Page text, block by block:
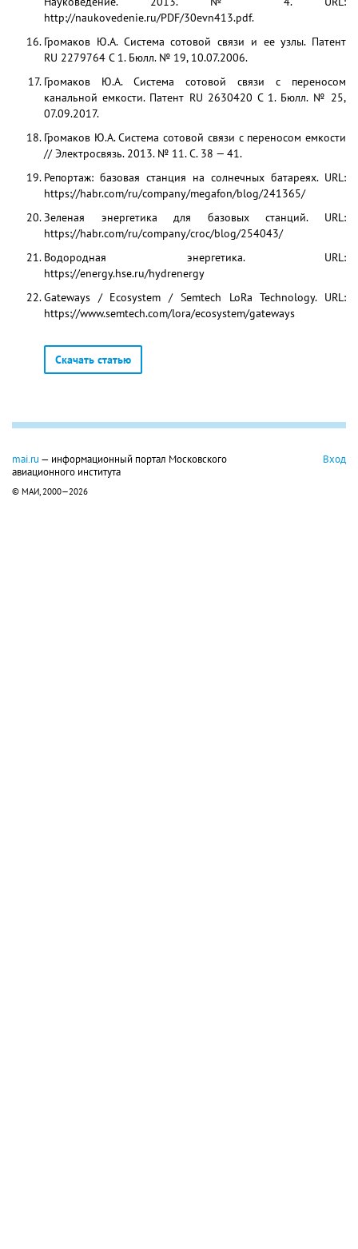
http://naukovedenie.ru/PDF/30evn413.pdf.
Громаков Ю.А. Система сотовой связи и ее узлы. Патент
RU 2279764 C 1. Бюлл. № 19, 10.07.2006.
Громаков Ю.А. Система сотовой связи с переносом
канальной емкости. Патент RU 2630420 C 1. Бюлл. № 25,
07.09.2017.
Громаков Ю.А. Система сотовой связи с переносом емкости
// Электросвязь. 2013. № 11. С. 38 — 41.
Репортаж: базовая станция на солнечных батареях. URL:
https://habr.com/ru/company/megafon/blog/241365/
Зеленая энергетика для базовых станций. URL:
https://habr.com/ru/company/croc/blog/254043/
Водородная энергетика. URL:
https://energy.hse.ru/hydrenergy
Gateways / Ecosystem / Semtech LoRa Technology. URL:
https://www.semtech.com/lora/ecosystem/gateways
Скачать статью
mai.ru — информационный портал Московского
авиационного института
© МАИ, 2000—2026
Вход